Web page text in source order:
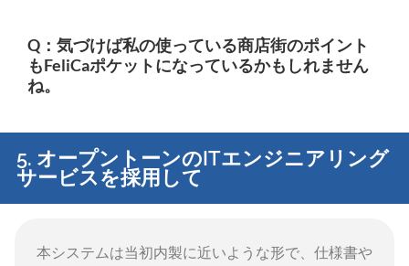
Q：気づけば私の使っている商店街のポイント
もFeliCaポケットになっているかもしれません
ね。
5. オープントーンのITエンジニアリング
サービスを採用して
本システムは当初内製に近いような形で、仕様書や